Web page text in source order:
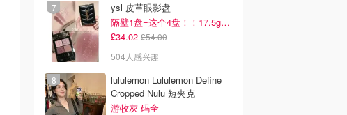
ysl 皮革眼影盘
隔壁1盘=这个4盘！！17.5g超级大克重
£34.02 £54.00
504人感兴趣
lululemon Lululemon Define
Cropped Nulu 短夹克
游牧灰 码全